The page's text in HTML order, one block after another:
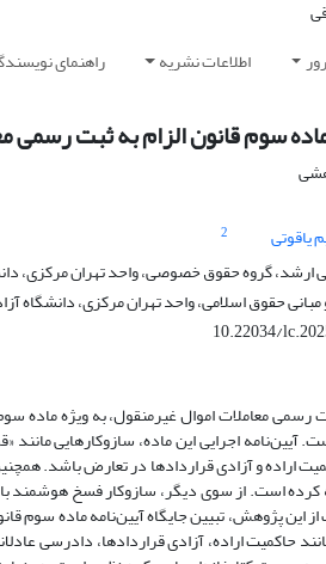
اطلاعات نشریه راهنمای
سوم قانون الزام به ثبت رسمی
یاقوتی
2
گروه حقوق خصوصی، واحد تهران مرکزی،
مبانی حقوق اسلامی، واحد تهران مرکزی، دانشگاه
10.22034/
رسمی معاملات اموال غیرمنقول، به ویژه
آیین‌نامه اجرایی این ماده، سازوکارهایی
اراده و آزادی قراردادها در تعارض باشد.
کرده است. از سوی دیگر، سازوکار فسخ هوشمند
پژوهش، تبیین جایگاه آیین‌نامه ماده سوم
حاکمیت اراده، آزادی قراردادها، دادرسی